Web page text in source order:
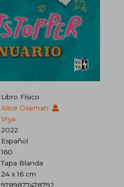
Libro Físico
Alice Oseman
Vrya
2022
Español
160
Tapa Blanda
24 x 16 cm
9789877478792